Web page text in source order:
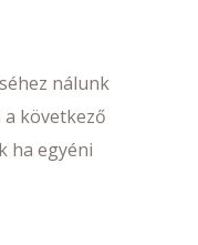
nálunk
következő
ha egyéni